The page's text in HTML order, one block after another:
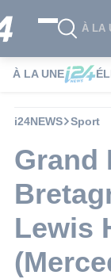
À LA
À LA UNE
i24NEWS Sport
Grand
Lewis